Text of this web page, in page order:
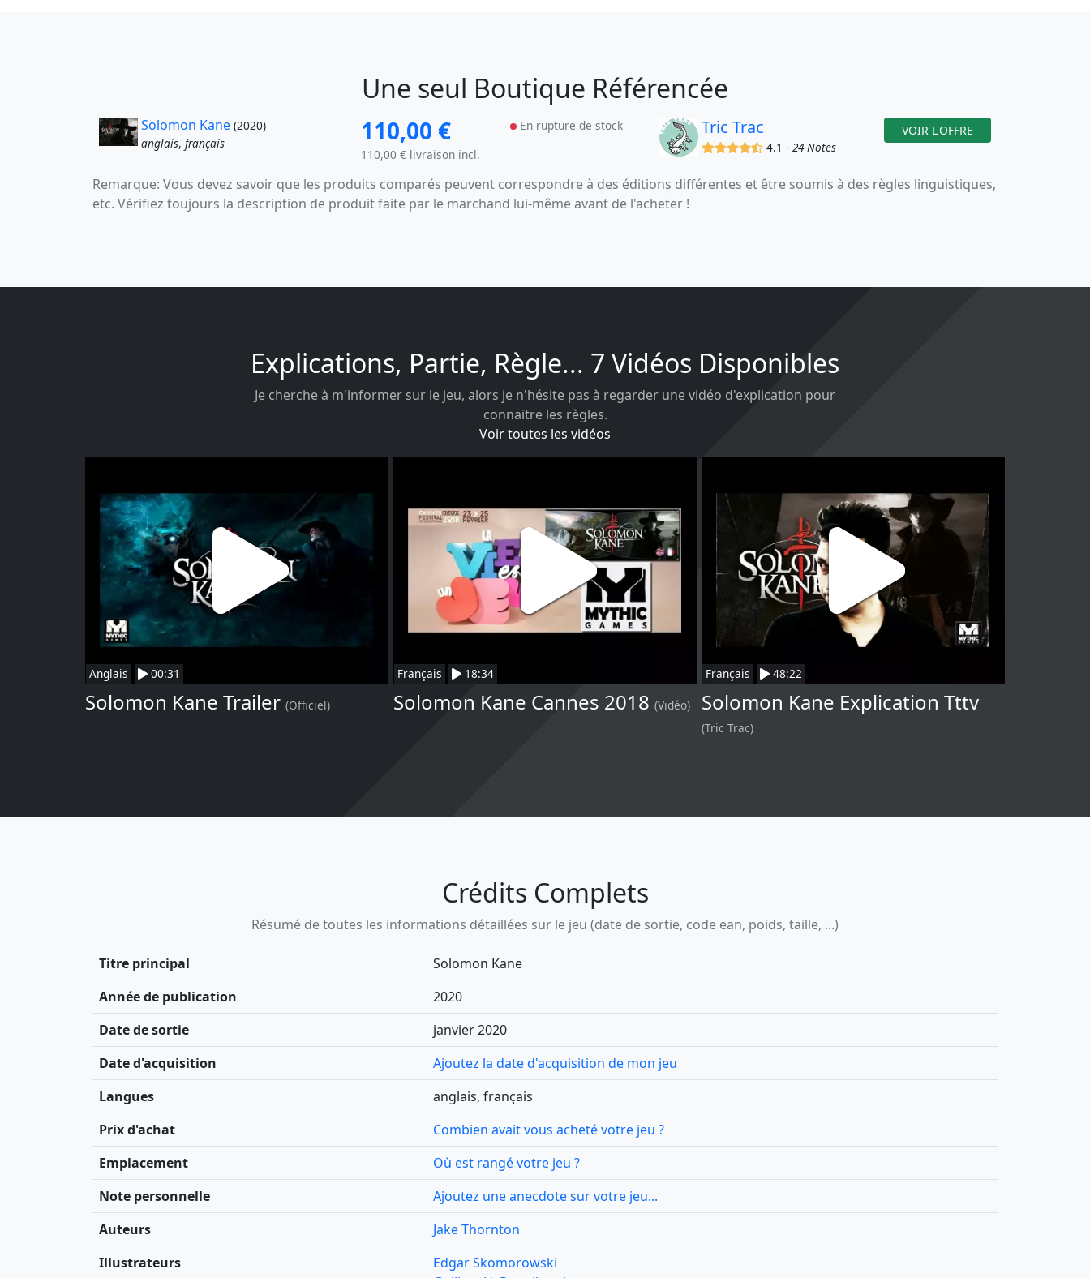
Une seul Boutique Référencée
Solomon Kane (2020)
anglais, français 110,00 €
110,00 € livraison incl.
En rupture de stock Tric Trac
(x)(x)(x)(x)(,)
4.1 - 24 Notes
VOIR L'OFFRE
Remarque: Vous devez savoir que les produits comparés peuvent correspondre à des éditions différentes et être soumis à des règles linguistiques,
etc. Vérifiez toujours la description de produit faite par le marchand lui-même avant de l'acheter !
Explications, Partie, Règle... 7 Vidéos Disponibles
Je cherche à m'informer sur le jeu, alors je n'hésite pas à regarder une vidéo d'explication pour
connaitre les règles.
Voir toutes les vidéos
Anglais 00:31
Solomon Kane Trailer (Officiel)
Français 18:34
Solomon Kane Cannes 2018 (Vidéo)
Français 48:22
Solomon Kane Explication Tttv
(Tric Trac)
Crédits Complets
Résumé de toutes les informations détaillées sur le jeu (date de sortie, code ean, poids, taille, ...)
Titre principal
Solomon Kane
Année de publication
2020
Date de sortie
janvier 2020
Date d'acquisition
Ajoutez la date d'acquisition de mon jeu
Langues
anglais, français
Prix d'achat
Combien avait vous acheté votre jeu ?
Emplacement
Où est rangé votre jeu ?
Note personnelle
Ajoutez une anecdote sur votre jeu...
Auteurs
Jake Thornton
Illustrateurs
Edgar Skomorowski